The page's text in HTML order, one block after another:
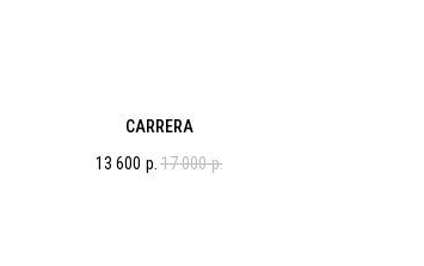
CARRERA
13 600 р. 17 000 р.